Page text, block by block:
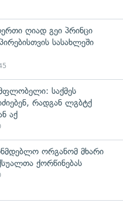
ღიად გეი პრინცი
სასახლეში
საქმეს
რადგან ლგბტქ
აქ
ორგანომ მხარი
ქორწინებას